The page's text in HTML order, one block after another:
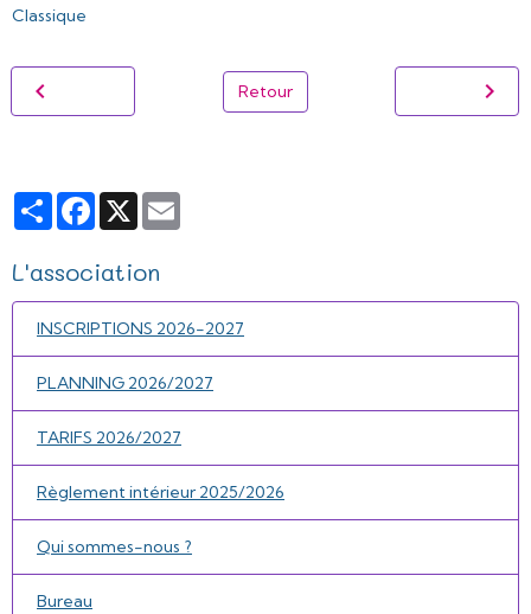
Classique
Retour
PartagerFacebook
X
L'association
INSCRIPTIONS 2026-2027
PLANNING 2026/2027
TARIFS 2026/2027
Règlement intérieur 2025/2026
Qui sommes-nous ?
Bureau